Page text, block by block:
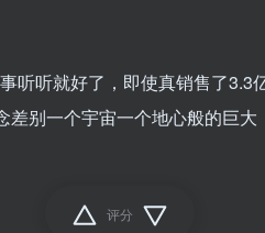
听听就好了，即使真销售了3.3
差别一个宇宙一个地心般的巨大
评分